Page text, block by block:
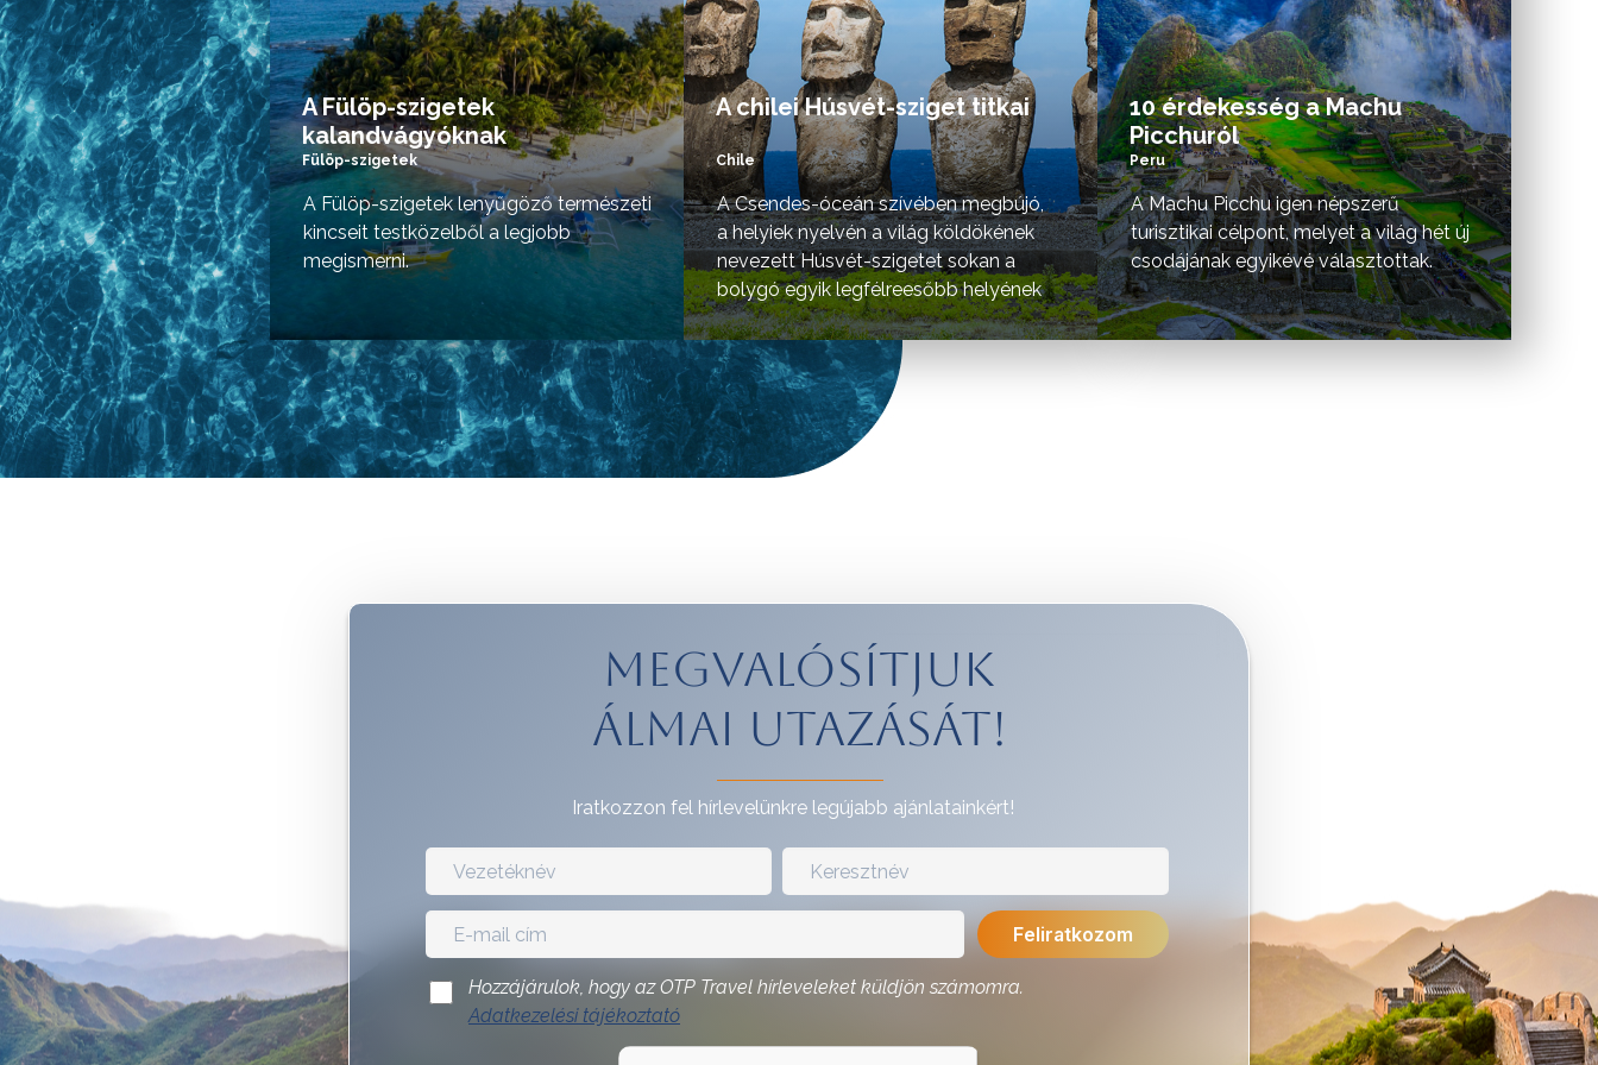
A Fülöp-szigetek
kalandvágyóknak
Fülöp-szigetek
A Fülöp-szigetek lenyűgöző természeti
kincseit testközelből a legjobb
megismerni.
A chilei Húsvét-sziget titkai
Chile
A Csendes-óceán szívében megbújó,
a helyiek nyelvén a világ köldökének
nevezett Húsvét-szigetet sokan a
bolygó egyik legfélreesőbb helyének
tartják.
10 érdekesség a Machu
Picchuról
Peru
A Machu Picchu igen népszerű
turisztikai célpont, melyet a világ hét új
csodájának egyikévé választottak.
Megvalósítjuk
álmai utazását!
Iratkozzon fel hírlevelünkre legújabb ajánlatainkért!
Hozzájárulok, hogy az OTP Travel hírleveleket küldjön számomra.
Adatkezelési tájékoztató